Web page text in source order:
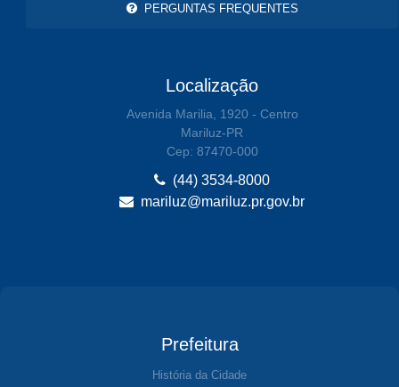
PERGUNTAS FREQUENTES
Localização
Avenida Marilia, 1920 - Centro
Mariluz-PR
Cep: 87470-000
(44) 3534-8000
mariluz@mariluz.pr.gov.br
Prefeitura
História da Cidade